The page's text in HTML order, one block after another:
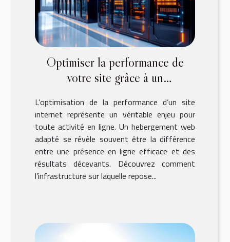
Optimiser la performance de
votre site grâce à un
L’optimisation de la performance d’un site
internet représente un véritable enjeu pour
toute activité en ligne. Un hebergement web
adapté se révèle souvent être la différence
entre une présence en ligne efficace et des
résultats décevants. Découvrez comment
l’infrastructure sur laquelle repose...